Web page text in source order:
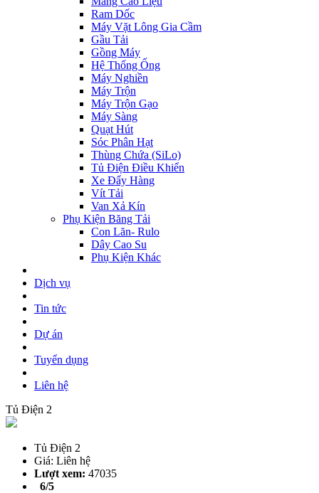
Ram Dốc
Máy Vặt Lông Gia Cầm
Gầu Tải
Gồng Máy
Hệ Thống Ống
Máy Nghiền
Máy Trộn
Máy Trộn Gạo
Máy Sàng
Quạt Hút
Sóc Phân Hạt
Thùng Chứa (SiLo)
Tủ Điện Điều Khiển
Xe Đẩy Hàng
Vít Tải
Van Xả Kín
Phụ Kiện Băng Tải
Con Lăn- Rulo
Dây Cao Su
Phụ Kiện Khác
Dịch vụ
Tin tức
Dự án
Tuyển dụng
Liên hệ
Tủ Điện 2
Tủ Điện 2
Giá: Liên hệ
Lượt xem: 47035
6/5